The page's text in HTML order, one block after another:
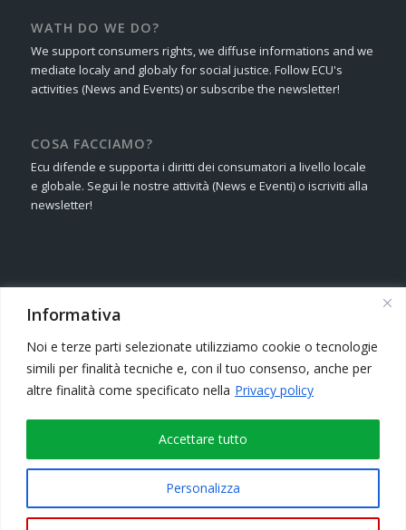
Informativa
Noi e terze parti selezionate utilizziamo cookie o tecnologie
simili per finalità tecniche e, con il tuo consenso, anche per
altre finalità come specificato nella Privacy policy
Personalizza
Accettare tutto
WATH DO WE DO?
We support consumers rights, we diffuse informations and we
mediate localy and globaly for social justice. Follow ECU's
activities (News and Events) or subscribe the newsletter!
COSA FACCIAMO?
Ecu difende e supporta i diritti dei consumatori a livello locale
e globale. Segui le nostre attività (News e Eventi) o iscriviti alla
newsletter!
FOLLOW US ON SOCIAL MEDIA!
SEGUICI SUI SOCIAL NETWORK
G+